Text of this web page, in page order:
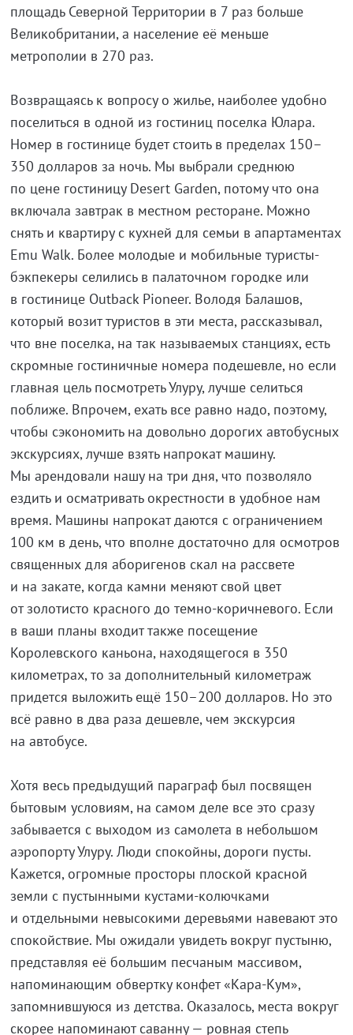
площадь Северной Территории в 7 раз больше
Великобритании, а население её меньше
метрополии в 270 раз.
Возвращаясь к вопросу о жилье, наиболее удобно
поселиться в одной из гостиниц поселка Юлара.
Номер в гостинице будет стоить в пределах 150–
350 долларов за ночь. Мы выбрали среднюю
по цене гостиницу Desert Garden, потому что она
включала завтрак в местном ресторане. Можно
снять и квартиру с кухней для семьи в апартаментах
Emu Walk. Более молодые и мобильные туристы-
бэкпекеры селились в палаточном городке или
в гостинице Outback Pioneer. Володя Балашов,
который возит туристов в эти места, рассказывал,
что вне поселка, на так называемых станциях, есть
скромные гостиничные номера подешевле, но если
главная цель посмотреть Улуру, лучше селиться
поближе. Впрочем, ехать все равно надо, поэтому,
чтобы сэкономить на довольно дорогих автобусных
экскурсиях, лучше взять напрокат машину.
Мы арендовали нашу на три дня, что позволяло
ездить и осматривать окрестности в удобное нам
время. Машины напрокат даются с ограничением
100 км в день, что вполне достаточно для осмотров
священных для аборигенов скал на рассвете
и на закате, когда камни меняют свой цвет
от золотисто красного до темно-коричневого. Если
в ваши планы входит также посещение
Королевского каньона, находящегося в 350
километрах, то за дополнительный километраж
придется выложить ещё 150–200 долларов. Но это
всё равно в два раза дешевле, чем экскурсия
на автобусе.
Хотя весь предыдущий параграф был посвящен
бытовым условиям, на самом деле все это сразу
забывается с выходом из самолета в небольшом
аэропорту Улуру. Люди спокойны, дороги пусты.
Кажется, огромные просторы плоской красной
земли с пустынными кустами-колючками
и отдельными невысокими деревьями навевают это
спокойствие. Мы ожидали увидеть вокруг пустыню,
представляя её большим песчаным массивом,
напоминающим обвертку конфет «Кара-Кум»,
запомнившуюся из детства. Оказалось, места вокруг
скорее напоминают саванну — ровная степь